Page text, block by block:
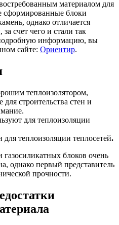
материалом для
сформированные блоки
однако отличается
счет чего и стали так
информацию, вы
сайте: Ориентир.
теплоизолятором,
строительства стен и
для теплоизоляции
теплоизоляции теплосетей.
газосиликатных блоков очень
однако первый представитель
прочности.